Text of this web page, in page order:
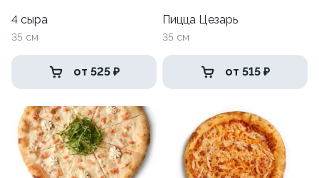
4 сыра
35 см
от 525 ₽
Пицца Цезарь
35 см
от 515 ₽